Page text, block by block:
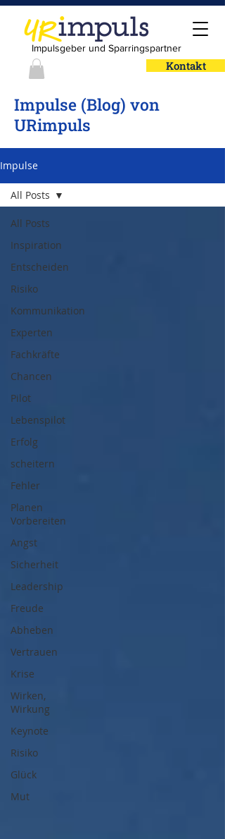
Impulsgeber und Sparringspartner
Kontakt
Impulse (Blog) von
URimpuls
Impulse
All Posts
Inspiration
Entscheiden
Risiko
Kommunikation
Experten
Fachkräfte
Chancen
Pilot
Lebenspilot
Erfolg
scheitern
Fehler
Planen
Vorbereiten
Angst
Sicherheit
Leadership
Freude
Abheben
Vertrauen
Krise
Wirken,
Wirkung
Keynote
Risiko
Glück
Mut
All Posts